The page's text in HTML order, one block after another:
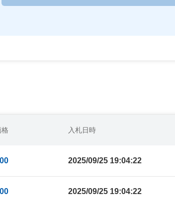
格 入札日時
2025/09/25 19:04:22
2025/09/25 19:04:22